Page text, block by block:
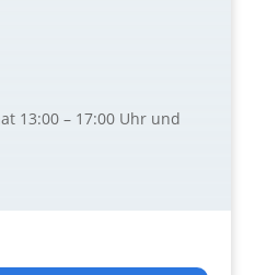
13:00 – 17:00 Uhr und